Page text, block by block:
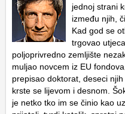
jednoj strani
između njih,
Kad god se
trgovao
poljoprivredno zemljište
muljao novcem iz EU
prepisao doktorat, deseci
krste se lijevom i desnom.
je netko tko im se činio kao